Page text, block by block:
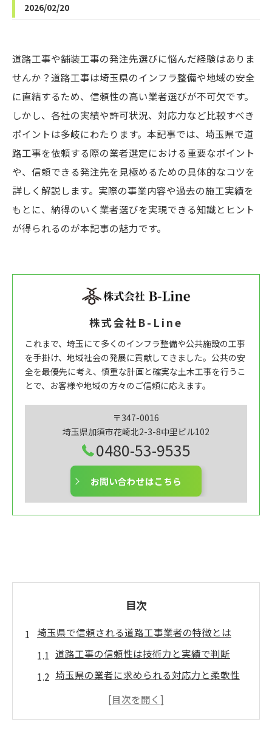
2026/02/20
道路工事や舗装工事の発注先選びに悩んだ経験はありま
せんか？道路工事は埼玉県のインフラ整備や地域の安全
に直結するため、信頼性の高い業者選びが不可欠です。
しかし、各社の実績や許可状況、対応力など比較すべき
ポイントは多岐にわたります。本記事では、埼玉県で道
路工事を依頼する際の業者選定における重要なポイント
や、信頼できる発注先を見極めるための具体的なコツを
詳しく解説します。実際の事業内容や過去の施工実績を
もとに、納得のいく業者選びを実現できる知識とヒント
が得られるのが本記事の魅力です。
株式会社B-Line
これまで、埼玉にて多くのインフラ整備や公共施設の工事
を手掛け、地域社会の発展に貢献してきました。公共の安
全を最優先に考え、慎重な計画と確実な土木工事を行うこ
とで、お客様や地域の方々のご信頼に応えます。
〒347-0016
埼玉県加須市花崎北2-3-8中里ビル102
0480-53-9535
お問い合わせはこちら
目次
埼玉県で信頼される道路工事業者の特徴とは
道路工事の信頼性は技術力と実績で判断
埼玉県の業者に求められる対応力と柔軟性
安心できる道路工事は徹底した品質管理か